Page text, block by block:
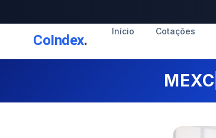
CoIndex. Início Cotações
MEXC